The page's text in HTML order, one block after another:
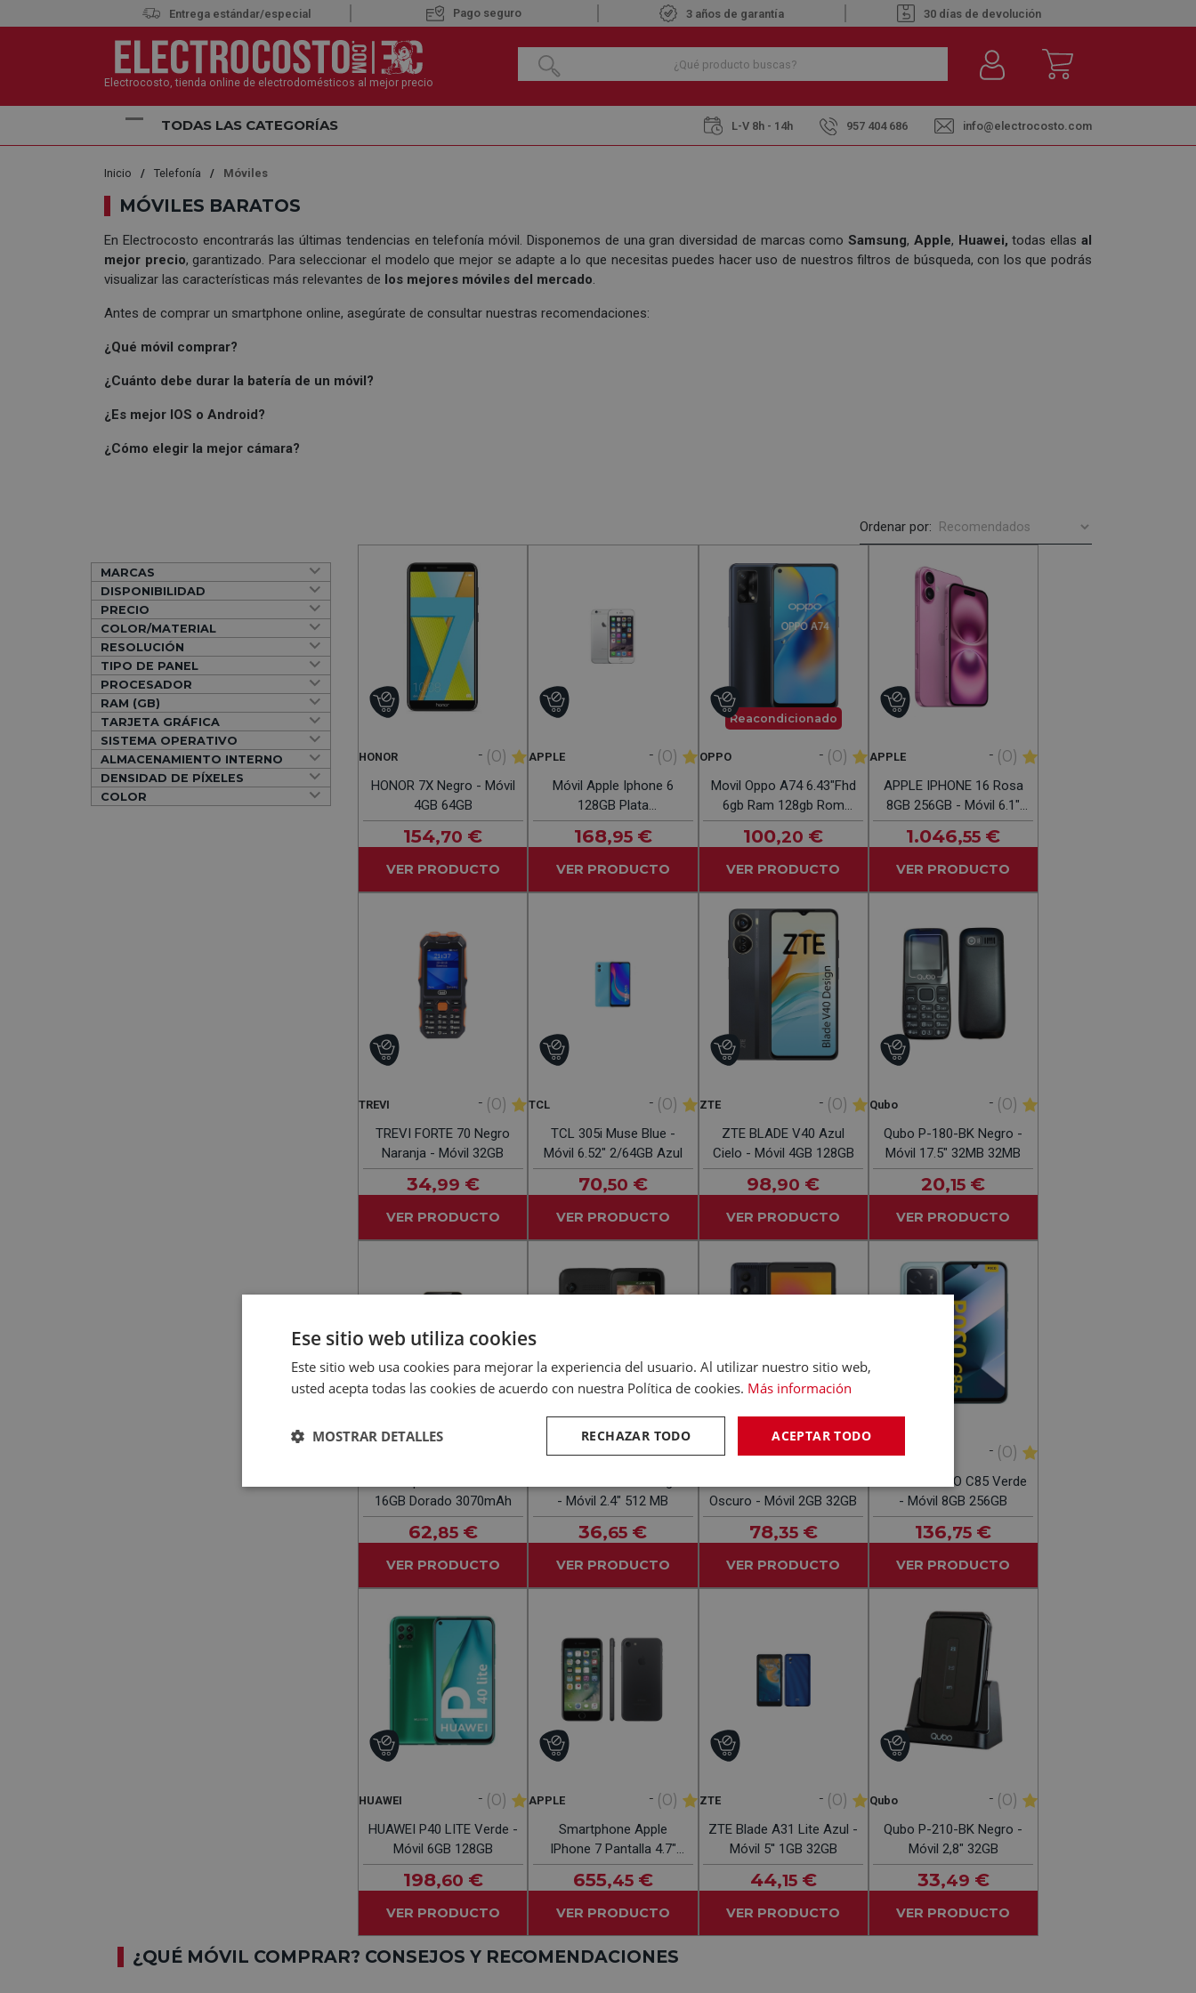
Entrega estándar/especial Pago seguro 3 años de garantía 30 días de devolución
Electrocosto, tienda online de electrodomésticos al mejor precio
TODAS LAS CATEGORÍAS L-V 8h - 14h 957 404 686 info@electrocosto.com
Inicio Telefonía Móviles
MÓVILES BARATOS
En Electrocosto encontrarás las últimas tendencias en telefonía móvil. Disponemos de una gran diversidad de marcas comoSamsung, Apple, Huawei,todas ellas al
mejor precio, garantizado. Para seleccionar el modelo que mejor se adapte a lo que necesitas puedes hacer uso de nuestros filtros de búsqueda, con los que podrás
visualizar las características más relevantes de los mejores móviles del mercado.
Antes de comprar un smartphone online, asegúrate de consultar nuestras recomendaciones:
¿Qué móvil comprar?
¿Cuánto debe durar la batería de un móvil?
¿Es mejor IOS o Android?
¿Cómo elegir la mejor cámara?
Ordenar por:
MARCAS
DISPONIBILIDAD
PRECIO
COLOR/MATERIAL
RESOLUCIÓN
TIPO DE PANEL
PROCESADOR
RAM (GB)
TARJETA GRÁFICA
SISTEMA OPERATIVO
ALMACENAMIENTO INTERNO
DENSIDAD DE PÍXELES
COLOR
HONOR - (0)
HONOR 7X Negro - Móvil
4GB 64GB
154,70 €
VER PRODUCTO
APPLE - (0)
Móvil Apple Iphone 6
128GB Plata
Reacondicionado 4.7" IPS
168,95 €
VER PRODUCTO
Reacondicionado
OPPO - (0)
Movil Oppo A74 6.43"fhd
6gb Ram 128gb Rom
18/16mp Black
100,20 €
VER PRODUCTO
APPLE - (0)
APPLE IPHONE 16 Rosa
8GB 256GB - Móvil 6.1"
OLED
1.046,55 €
VER PRODUCTO
TREVI - (0)
TREVI FORTE 70 Negro
Naranja - Móvil 32GB
34,99 €
VER PRODUCTO
TCL - (0)
TCL 305i Muse Blue -
Móvil 6.52" 2/64GB Azul
70,50 €
VER PRODUCTO
ZTE - (0)
ZTE BLADE V40 Azul
Cielo - Móvil 4GB 128GB
98,90 €
VER PRODUCTO
Qubo - (0)
Qubo P-180-BK Negro -
Móvil 17.5" 32MB 32MB
20,15 €
VER PRODUCTO
16GB Dorado 3070mAh
62,85 €
VER PRODUCTO
MAXCOM (0)
- Móvil 2.4" 512 MB
36,65 €
VER PRODUCTO
ALCATEL (0)
Oscuro - Móvil 2GB 32GB
78,35 €
VER PRODUCTO
- (0)
XIAOMI POCO C85 Verde
- Móvil 8GB 256GB
136,75 €
VER PRODUCTO
HUAWEI - (0)
HUAWEI P40 LITE Verde -
Móvil 6GB 128GB
198,60 €
VER PRODUCTO
APPLE - (0)
Smartphone Apple
IPhone 7 Pantalla 4.7"
Negro 32GB
655,45 €
VER PRODUCTO
ZTE - (0)
ZTE Blade A31 Lite Azul -
Móvil 5'' 1GB 32GB
44,15 €
VER PRODUCTO
Qubo - (0)
Qubo P-210-BK Negro -
Móvil 2,8" 32GB
33,49 €
VER PRODUCTO
¿QUÉ MÓVIL COMPRAR? CONSEJOS Y RECOMENDACIONES
Ese sitio web utiliza cookies
Este sitio web usa cookies para mejorar la experiencia del usuario. Al utilizar nuestro sitio web,
usted acepta todas las cookies de acuerdo con nuestra Política de cookies. Más información
ACEPTAR TODO
RECHAZAR TODO
MOSTRAR DETALLES